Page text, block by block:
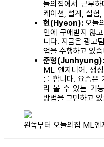
늘의집에서 근무
케이션, 설계, 실험
현(Hyeon): 오늘
인에 구애받지 않
니다. 지금은 광고
업을 수행하고 있습
준형(Junhyung):
ML 엔지니어. 생
를 합니다. 요즘은
리 볼 수 있는 기
방법을 고민하고
왼쪽부터 오늘의집 ML